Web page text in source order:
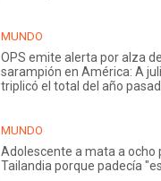
MUNDO
OPS emite alerta por alza
sarampión en América: A
triplicó el total del año
MUNDO
Adolescente a mata a ocho
Tailandia porque padecía